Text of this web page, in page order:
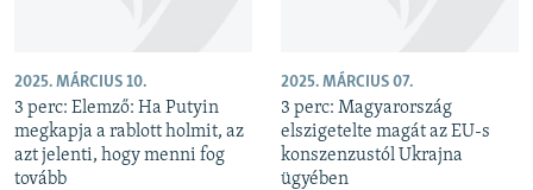
2025. MÁRCIUS 10.
3 perc: Elemző: Ha Putyin
megkapja a rablott holmit, az
azt jelenti, hogy menni fog
tovább
2025. MÁRCIUS 07.
3 perc: Magyarország
elszigetelte magát az EU-s
konszenzustól Ukrajna
ügyében